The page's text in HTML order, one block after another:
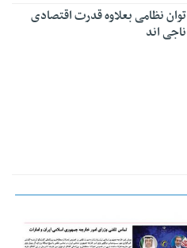
توان نظامی بعلاوه قدرت اقتصادی
ناجی اند